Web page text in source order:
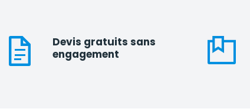
Devis gratuits sans
engagement